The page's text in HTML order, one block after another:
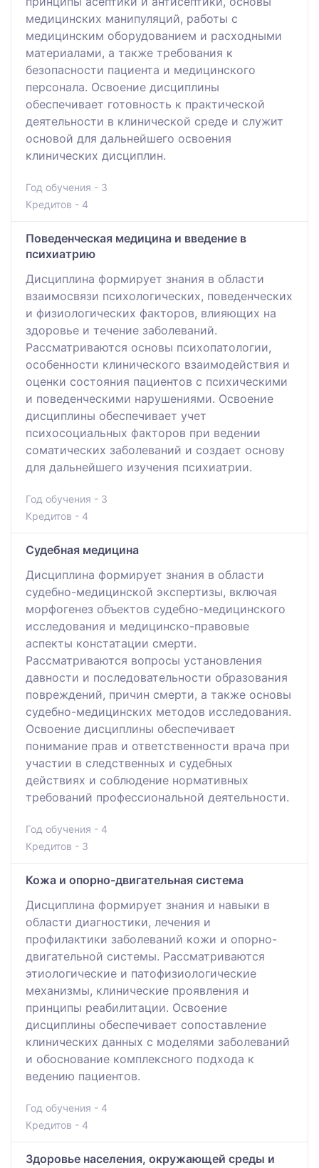
медицинских манипуляций, работы с
медицинским оборудованием и расходными
материалами, а также требования к
безопасности пациента и медицинского
персонала. Освоение дисциплины
обеспечивает готовность к практической
деятельности в клинической среде и служит
основой для дальнейшего освоения
клинических дисциплин.
Год обучения - 3
Кредитов - 4
Поведенческая медицина и введение в
психиатрию
Дисциплина формирует знания в области
взаимосвязи психологических, поведенческих
и физиологических факторов, влияющих на
здоровье и течение заболеваний.
Рассматриваются основы психопатологии,
особенности клинического взаимодействия и
оценки состояния пациентов с психическими
и поведенческими нарушениями. Освоение
дисциплины обеспечивает учет
психосоциальных факторов при ведении
соматических заболеваний и создает основу
для дальнейшего изучения психиатрии.
Год обучения - 3
Кредитов - 4
Судебная медицина
Дисциплина формирует знания в области
судебно-медицинской экспертизы, включая
морфогенез объектов судебно-медицинского
исследования и медицинско-правовые
аспекты констатации смерти.
Рассматриваются вопросы установления
давности и последовательности образования
повреждений, причин смерти, а также основы
судебно-медицинских методов исследования.
Освоение дисциплины обеспечивает
понимание прав и ответственности врача при
участии в следственных и судебных
действиях и соблюдение нормативных
требований профессиональной деятельности.
Год обучения - 4
Кредитов - 3
Кожа и опорно-двигательная система
Дисциплина формирует знания и навыки в
области диагностики, лечения и
профилактики заболеваний кожи и опорно-
двигательной системы. Рассматриваются
этиологические и патофизиологические
механизмы, клинические проявления и
принципы реабилитации. Освоение
дисциплины обеспечивает сопоставление
клинических данных с моделями заболеваний
и обоснование комплексного подхода к
ведению пациентов.
Год обучения - 4
Кредитов - 4
Здоровье населения, окружающей среды и